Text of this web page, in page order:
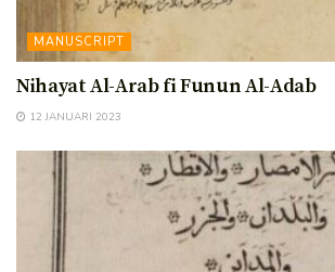
MANUSCRIPT
Nihayat Al-Arab fi Funun Al-Adab
12 JANUARI 2023